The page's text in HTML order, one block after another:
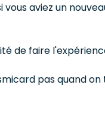
aviez un
de faire
pas quand